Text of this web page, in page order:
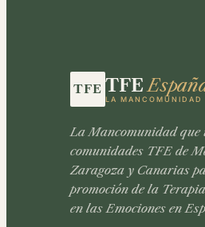
TFE
LA MANCOMUNIDAD
La Mancomunidad que
comunidades TFE de
Zaragoza y Canarias
promoción de la
en las Emociones en